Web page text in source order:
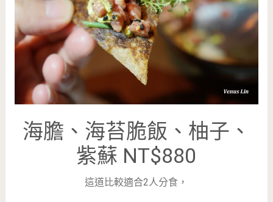
海膽、海苔脆飯、柚子、
紫蘇 NT$880
這道比較適合2人分食，